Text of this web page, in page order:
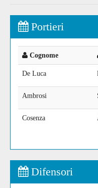
Portieri
Cognome
De Luca
Ambrosi
Cosenza
Difensori